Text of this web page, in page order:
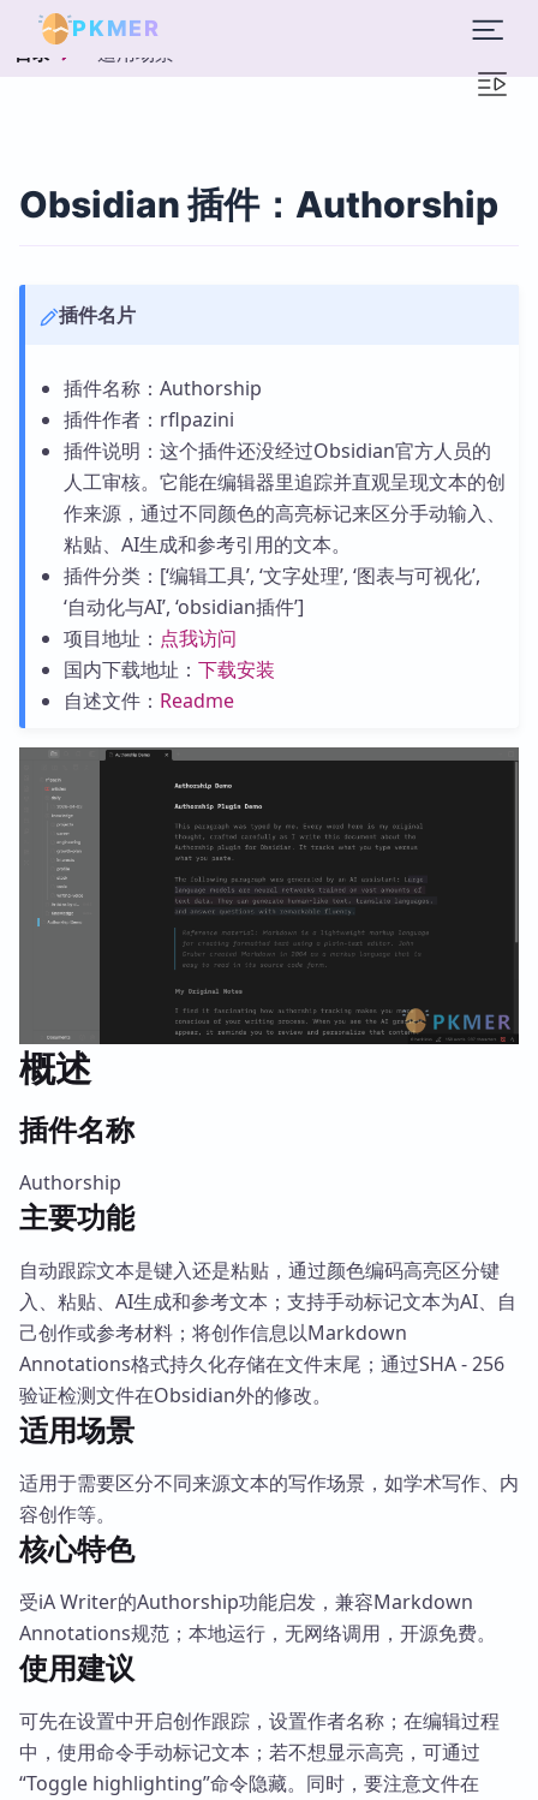
PKMER
目录 适用场景
Obsidian 插件：Authorship
插件名片
插件名称：Authorship
插件作者：rflpazini
插件说明：这个插件还没经过Obsidian官方人员的
人工审核。它能在编辑器里追踪并直观呈现文本的创
作来源，通过不同颜色的高亮标记来区分手动输入、
粘贴、AI生成和参考引用的文本。
插件分类：[‘编辑工具’, ‘文字处理’, ‘图表与可视化’,
‘自动化与AI’, ‘obsidian插件’]
项目地址： 点我访问
国内下载地址： 下载安装
自述文件： Readme
概述
插件名称
Authorship
主要功能
自动跟踪文本是键入还是粘贴，通过颜色编码高亮区分键
入、粘贴、AI生成和参考文本；支持手动标记文本为AI、自
己创作或参考材料；将创作信息以Markdown
Annotations格式持久化存储在文件末尾；通过SHA - 256
验证检测文件在Obsidian外的修改。
适用场景
适用于需要区分不同来源文本的写作场景，如学术写作、内
容创作等。
核心特色
受iA Writer的Authorship功能启发，兼容Markdown
Annotations规范；本地运行，无网络调用，开源免费。
使用建议
可先在设置中开启创作跟踪，设置作者名称；在编辑过程
中，使用命令手动标记文本；若不想显示高亮，可通过
“Toggle highlighting”命令隐藏。同时，要注意文件在